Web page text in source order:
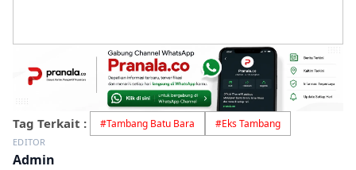
Tag Terkait : #Tambang Batu Bara #Eks Tambang
EDITOR
Admin